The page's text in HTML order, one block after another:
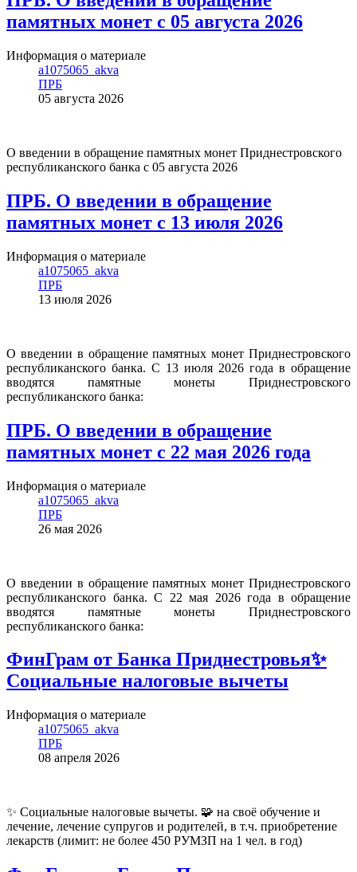
памятных монет с 05 августа 2026
Информация о материале
a1075065_akva
ПРБ
05 августа 2026
О введении в обращение памятных монет Приднестровского
республиканского банка с 05 августа 2026
ПРБ. О введении в обращение
памятных монет с 13 июля 2026
Информация о материале
a1075065_akva
ПРБ
13 июля 2026
О введении в обращение памятных монет Приднестровского
республиканского банка. С 13 июля 2026 года в обращение
вводятся памятные монеты Приднестровского
республиканского банка:
ПРБ. О введении в обращение
памятных монет с 22 мая 2026 года
Информация о материале
a1075065_akva
ПРБ
26 мая 2026
О введении в обращение памятных монет Приднестровского
республиканского банка. С 22 мая 2026 года в обращение
вводятся памятные монеты Приднестровского
республиканского банка:
ФинГрам от Банка Приднестровья✨
Социальные налоговые вычеты
Информация о материале
a1075065_akva
ПРБ
08 апреля 2026
✨ Социальные налоговые вычеты. 🧩 на своё обучение и
лечение, лечение супругов и родителей, в т.ч. приобретение
лекарств (лимит: не более 450 РУМЗП на 1 чел. в год)